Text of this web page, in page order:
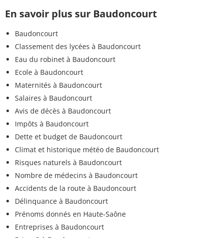
En savoir plus sur Baudoncourt
Baudoncourt
Classement des lycées à Baudoncourt
Eau du robinet à Baudoncourt
Ecole à Baudoncourt
Maternités à Baudoncourt
Salaires à Baudoncourt
Avis de décès à Baudoncourt
Impôts à Baudoncourt
Dette et budget de Baudoncourt
Climat et historique météo de Baudoncourt
Risques naturels à Baudoncourt
Nombre de médecins à Baudoncourt
Accidents de la route à Baudoncourt
Délinquance à Baudoncourt
Prénoms donnés en Haute-Saône
Entreprises à Baudoncourt